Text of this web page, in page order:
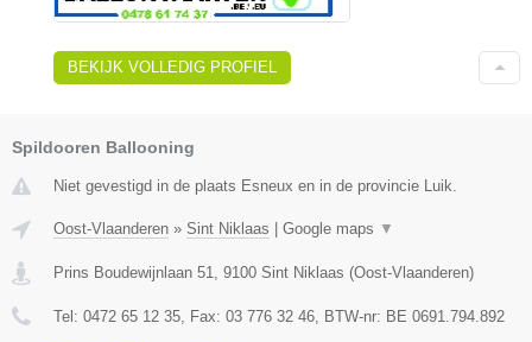
BEKIJK VOLLEDIG PROFIEL
Spildooren Ballooning
Niet gevestigd in de plaats Esneux en in de provincie Luik.
Oost-Vlaanderen » Sint Niklaas | Google maps ▼
Prins Boudewijnlaan 51 9100 Sint Niklaas (Oost-Vlaanderen)
Tel: 0472 65 12 35 , Fax: 03 776 32 46 , BTW-nr: BE 0691.794.892